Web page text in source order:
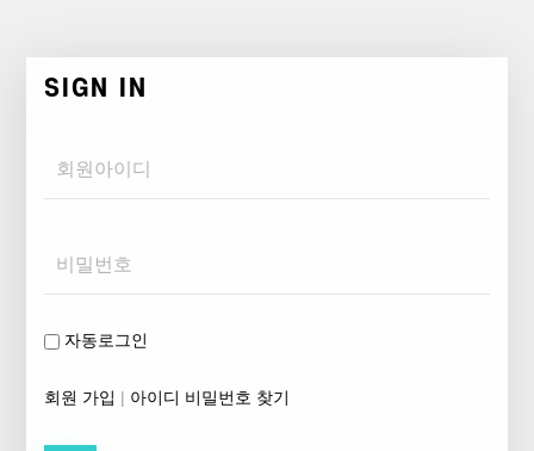
SIGN IN
자동로그인
회원 가입 | 아이디 비밀번호 찾기